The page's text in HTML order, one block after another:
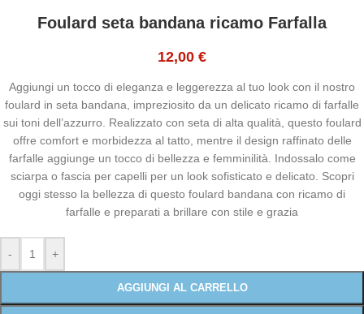
Foulard seta bandana ricamo Farfalla
12,00 €
Aggiungi un tocco di eleganza e leggerezza al tuo look con il nostro
foulard in seta bandana, impreziosito da un delicato ricamo di farfalle
sui toni dell’azzurro. Realizzato con seta di alta qualità, questo foulard
offre comfort e morbidezza al tatto, mentre il design raffinato delle
farfalle aggiunge un tocco di bellezza e femminilità. Indossalo come
sciarpa o fascia per capelli per un look sofisticato e delicato. Scopri
oggi stesso la bellezza di questo foulard bandana con ricamo di
farfalle e preparati a brillare con stile e grazia
- +
AGGIUNGI AL CARRELLO